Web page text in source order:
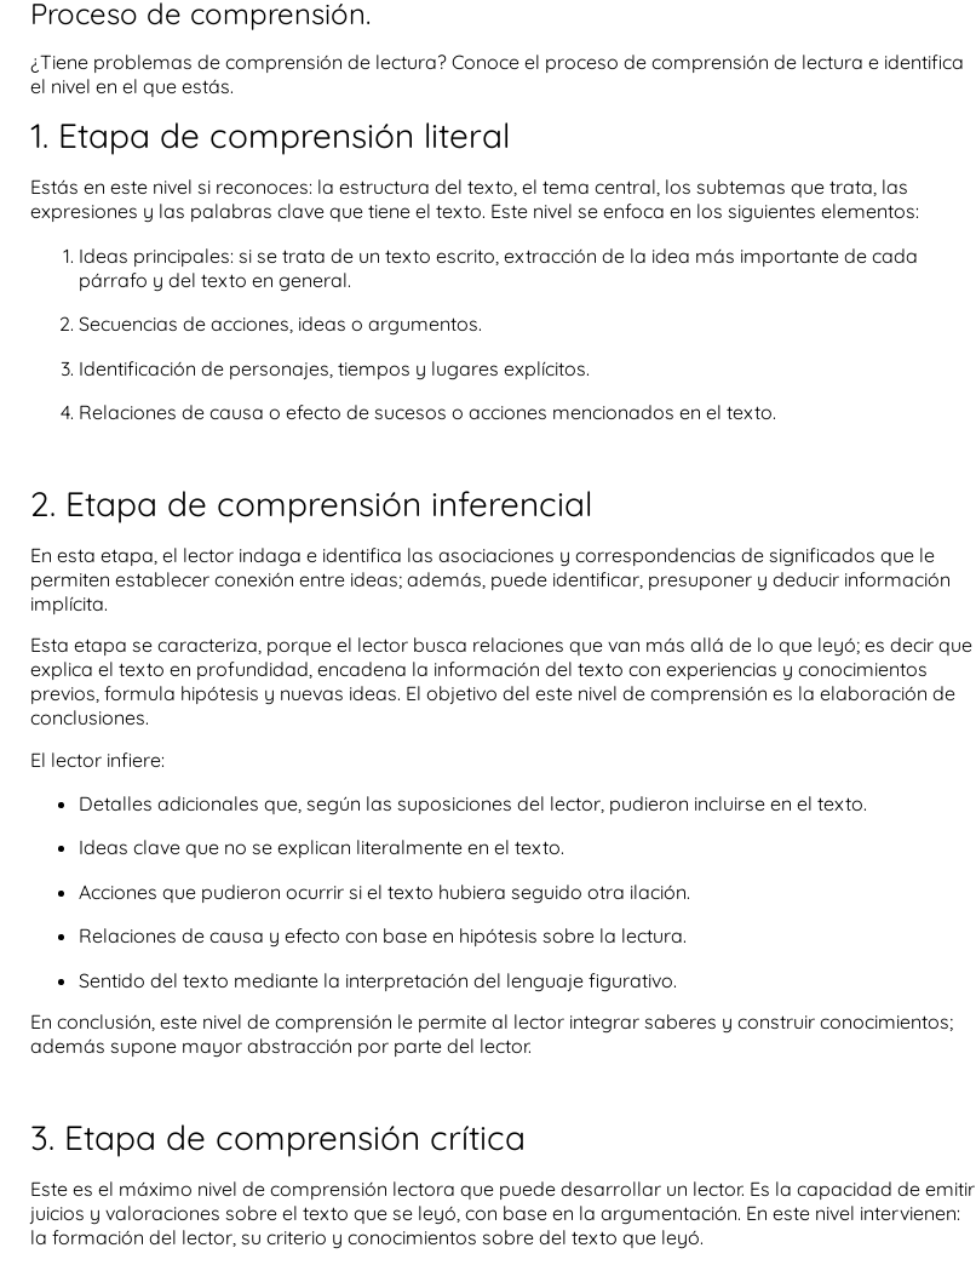
Proceso de comprensión.
¿Tiene problemas de comprensión de lectura? Conoce el proceso de comprensión de lectura e identifica
el nivel en el que estás.
1. Etapa de comprensión literal
Estás en este nivel si reconoces: la estructura del texto, el tema central, los subtemas que trata, las
expresiones y las palabras clave que tiene el texto. Este nivel se enfoca en los siguientes elementos:
Ideas principales: si se trata de un texto escrito, extracción de la idea más importante de cada
párrafo y del texto en general.
Secuencias de acciones, ideas o argumentos.
Identificación de personajes, tiempos y lugares explícitos.
Relaciones de causa o efecto de sucesos o acciones mencionados en el texto.
2. Etapa de comprensión inferencial
En esta etapa, el lector indaga e identifica las asociaciones y correspondencias de significados que le
permiten establecer conexión entre ideas; además, puede identificar, presuponer y deducir información
implícita.
Esta etapa se caracteriza, porque el lector busca relaciones que van más allá de lo que leyó; es decir que
explica el texto en profundidad, encadena la información del texto con experiencias y conocimientos
previos, formula hipótesis y nuevas ideas. El objetivo del este nivel de comprensión es la elaboración de
conclusiones.
El lector infiere:
Detalles adicionales que, según las suposiciones del lector, pudieron incluirse en el texto.
Ideas clave que no se explican literalmente en el texto.
Acciones que pudieron ocurrir si el texto hubiera seguido otra ilación.
Relaciones de causa y efecto con base en hipótesis sobre la lectura.
Sentido del texto mediante la interpretación del lenguaje figurativo.
En conclusión, este nivel de comprensión le permite al lector integrar saberes y construir conocimientos;
además supone mayor abstracción por parte del lector.
3. Etapa de comprensión crítica
Este es el máximo nivel de comprensión lectora que puede desarrollar un lector. Es la capacidad de emitir
juicios y valoraciones sobre el texto que se leyó, con base en la argumentación. En este nivel intervienen:
la formación del lector, su criterio y conocimientos sobre del texto que leyó.